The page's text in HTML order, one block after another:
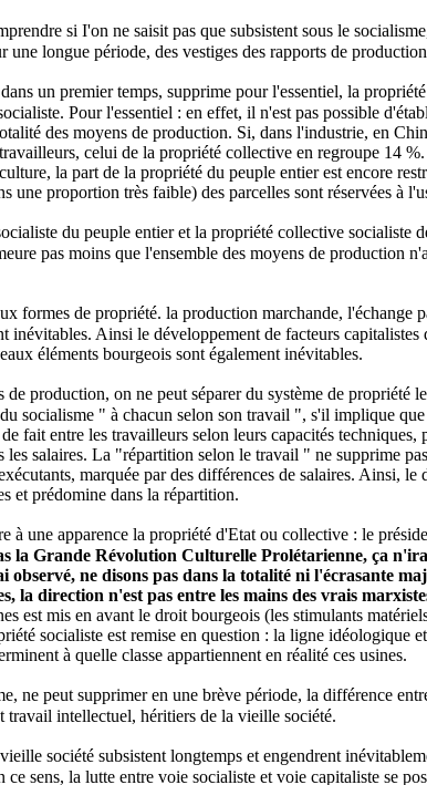
si I'on ne saisit pas que subsistent sous le
une longue période, des vestiges des rapports de
un premier temps, supprime pour l'essentiel, la
Pour l'essentiel : en effet, il n'est pas possible
des moyens de production. Si, dans l'industrie, en
celui de la propriété collective en regroupe 14
la part de la propriété du peuple entier est encore
une proportion très faible) des parcelles sont réservées à
du peuple entier et la propriété collective socialiste
pas moins que l'ensemble des moyens de production
formes de propriété. la production marchande, l'échange
inévitables. Ainsi le développement de facteurs capitalistes
éléments bourgeois sont également inévitables.
production, on ne peut séparer du système de propriété
socialisme " à chacun selon son travail ", s'il implique
fait entre les travailleurs selon leurs capacités techniques,
les salaires. La "répartition selon le travail " ne supprime
marquée par des différences de salaires. Ainsi,
et prédomine dans la répartition.
à une apparence la propriété d'Etat ou collective : le
la Grande Révolution Culturelle Prolétarienne, ça
observé, ne disons pas dans la totalité ni l'écrasante
la direction n'est pas entre les mains des vrais
est mis en avant le droit bourgeois (les stimulants
socialiste est remise en question : la ligne idéologique
à quelle classe appartiennent en réalité ces usines.
ne peut supprimer en une brève période, la différence
travail intellectuel, héritiers de la vieille société.
société subsistent longtemps et engendrent
sens, la lutte entre voie socialiste et voie capitaliste se